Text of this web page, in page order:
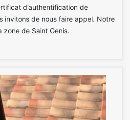
d’authentification de
invitons de nous faire appel. Notre
zone de Saint Genis.